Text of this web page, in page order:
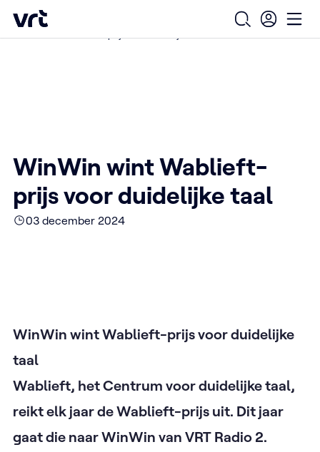
Ga naar de hoofdinhoud
VRT (home)
Open
Home /
WinWin wint Wablieft-
prijs voor duidelijke taal
03 december 2024
WinWin wint Wablieft-prijs voor duidelijke
taal
Wablieft, het Centrum voor duidelijke taal,
reikt elk jaar de Wablieft-prijs uit. Dit jaar
gaat die naar WinWin van VRT Radio 2.